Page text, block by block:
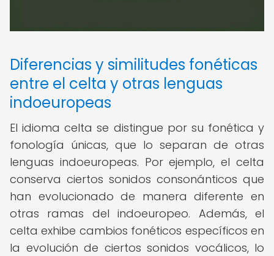
Diferencias y similitudes fonéticas
entre el celta y otras lenguas
indoeuropeas
El idioma celta se distingue por su fonética y
fonología únicas, que lo separan de otras
lenguas indoeuropeas. Por ejemplo, el celta
conserva ciertos sonidos consonánticos que
han evolucionado de manera diferente en
otras ramas del indoeuropeo. Además, el
celta exhibe cambios fonéticos específicos en
la evolución de ciertos sonidos vocálicos, lo